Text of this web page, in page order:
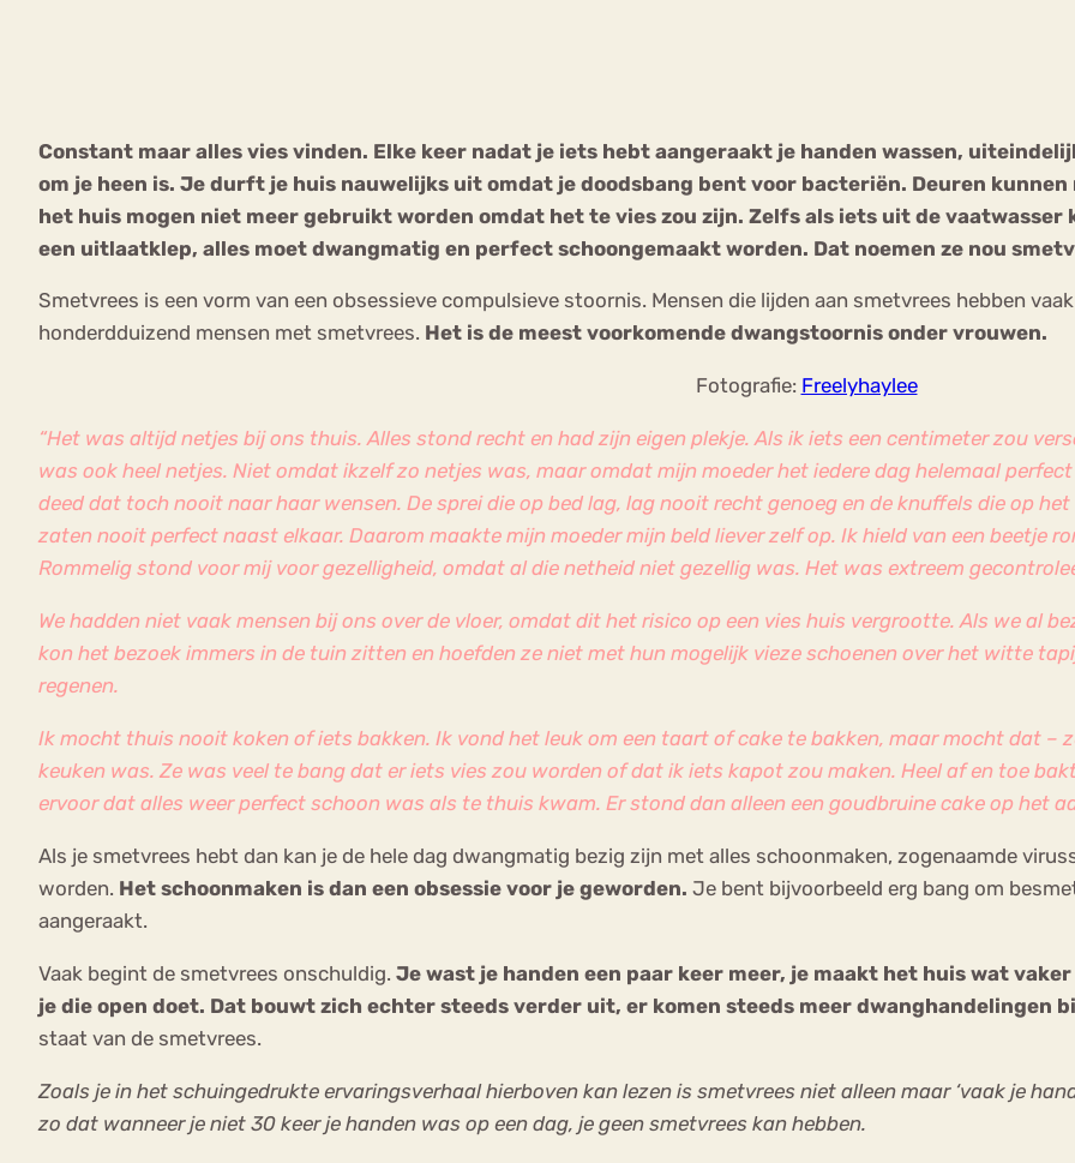
Constant maar alles vies vinden. Elke keer nadat je iets hebt aangeraakt je handen wassen,
om je heen is. Je durft je huis nauwelijks uit omdat je doodsbang bent voor bacteriën. Deuren kunnen
het huis mogen niet meer gebruikt worden omdat het te vies zou zijn. Zelfs als iets uit de vaatwasser
een uitlaatklep, alles moet dwangmatig en perfect schoongemaakt worden. Dat noemen ze nou
Smetvrees is een vorm van een obsessieve compulsieve stoornis. Mensen die lijden aan smetvrees hebben
honderdduizend mensen met smetvrees. Het is de meest voorkomende dwangstoornis onder vrouwen.
Fotografie: Freelyhaylee
“Het was altijd netjes bij ons thuis. Alles stond recht en had zijn eigen plekje. Als ik iets een centimeter zou
was ook heel netjes. Niet omdat ikzelf zo netjes was, maar omdat mijn moeder het iedere dag helemaal
deed dat toch nooit naar haar wensen. De sprei die op bed lag, lag nooit recht genoeg en de knuffels die op
zaten nooit perfect naast elkaar. Daarom maakte mijn moeder mijn beld liever zelf op. Ik hield van een beetje
Rommelig stond voor mij voor gezelligheid, omdat al die netheid niet gezellig was. Het was extreem
We hadden niet vaak mensen bij ons over de vloer, omdat dit het risico op een vies huis vergrootte. Als we al
kon het bezoek immers in de tuin zitten en hoefden ze niet met hun mogelijk vieze schoenen over het witte
regenen.
Ik mocht thuis nooit koken of iets bakken. Ik vond het leuk om een taart of cake te bakken, maar mocht dat –
keuken was. Ze was veel te bang dat er iets vies zou worden of dat ik iets kapot zou maken. Heel af en toe
ervoor dat alles weer perfect schoon was als te thuis kwam. Er stond dan alleen een goudbruine cake op het
Als je smetvrees hebt dan kan je de hele dag dwangmatig bezig zijn met alles schoonmaken, zogenaamde
worden. Het schoonmaken is dan een obsessie voor je geworden. Je bent bijvoorbeeld erg bang om
aangeraakt.
Vaak begint de smetvrees onschuldig. Je wast je handen een paar keer meer, je maakt het huis wat
je die open doet. Dat bouwt zich echter steeds verder uit, er komen steeds meer dwanghandelingen
staat van de smetvrees.
Zoals je in het schuingedrukte ervaringsverhaal hierboven kan lezen is smetvrees niet alleen maar ‘vaak je
zo dat wanneer je niet 30 keer je handen was op een dag, je geen smetvrees kan hebben.
Boulimia Nervosa Eetstoornis Anorexia Nervosa Eetbuien
Orthorexia
Afvallen Angst